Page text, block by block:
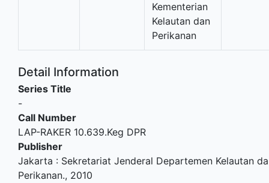
Kementerian
Kelautan dan
Perikanan
Detail Information
Series Title
-
Call Number
LAP-RAKER 10.639.Keg DPR
Publisher
Jakarta : Sekretariat Jenderal Departemen Kelautan
Perikanan., 2010